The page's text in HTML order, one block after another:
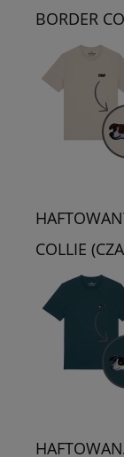
BORDER
COLLIE